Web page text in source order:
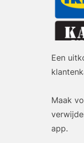
Een
Maak
app.